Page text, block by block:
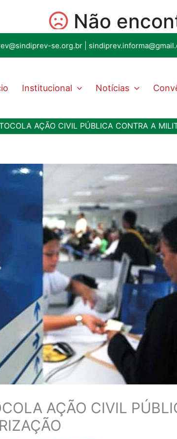
se.org.br
Institucional Notícias
AÇÃO CIVIL PÚBLICA CONTRA A
AÇÃO CIVIL